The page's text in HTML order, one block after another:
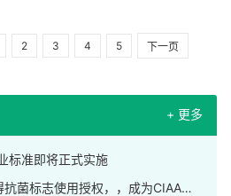
2 3 4 5 下一页
+ 更多
标准即将正式实施
使用授权，，成为CIAA合格抗菌材料供应商